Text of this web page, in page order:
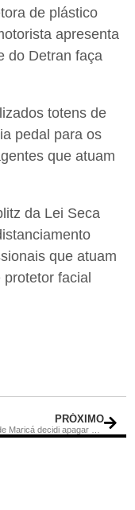
de plástico
apresenta
do Detran faça
totens de
pedal para os
que atuam
da Lei Seca
que atuam
facial
PRÓXIMO